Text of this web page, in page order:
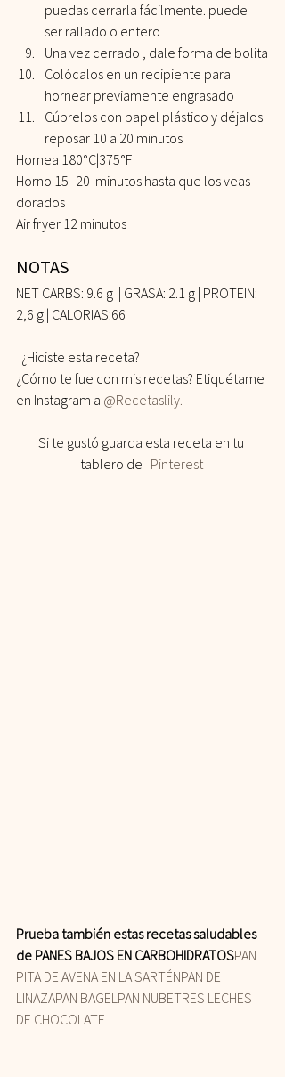
puedas cerrarla fácilmente. puede
ser rallado o entero
Una vez cerrado , dale forma de bolita
Colócalos en un recipiente para
hornear previamente engrasado
Cúbrelos con papel plástico y déjalos
reposar 10 a 20 minutos
Hornea 180°C|375°F
Horno 15- 20  minutos hasta que los veas
dorados
Air fryer 12 minutos
NOTAS
NET CARBS: 9.6 g  | GRASA: 2.1 g | PROTEIN:
2,6 g | CALORIAS:66
  ¿Hiciste esta receta?
¿Cómo te fue con mis recetas? Etiquétame
en Instagram a @Recetaslily.
Si te gustó guarda esta receta en tu
tablero de Pinterest
Prueba también estas recetas saludables
de PANES BAJOS EN CARBOHIDRATOSPAN
PITA DE AVENA EN LA SARTÉNPAN DE
LINAZAPAN BAGELPAN NUBETRES LECHES
DE CHOCOLATE